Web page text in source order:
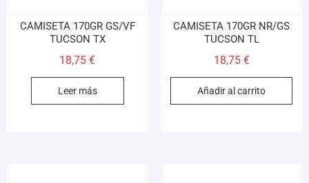
CAMISETA 170GR GS/VF
TUCSON TX
18,75€
Leer más
CAMISETA 170GR NR/GS
TUCSON TL
18,75 €
Añadir al carrito